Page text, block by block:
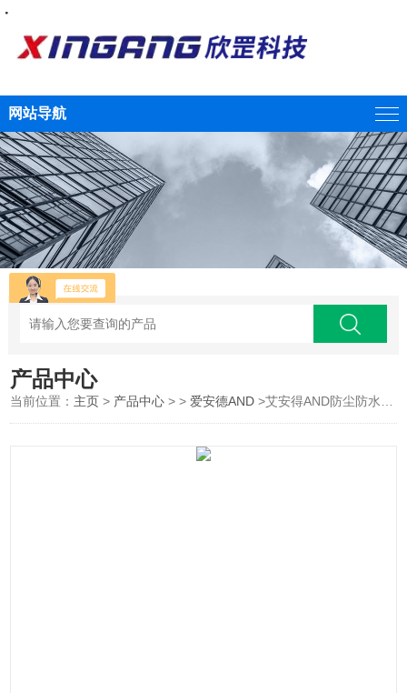
网站导航
产品中心
当前位置： 主页 > 产品中心 > >爱安德AND >艾安得AND防尘防水中量电子天平
・・・・・・・